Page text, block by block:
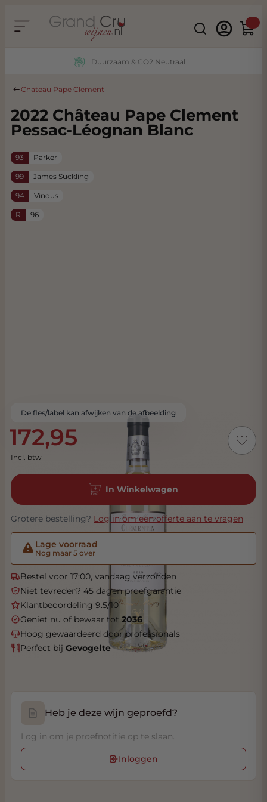
Search
Duurzaam & CO2 Neutraal
Chateau Pape Clement
2022 Château Pape Clement
Pessac-Léognan Blanc
De fles/label kan afwijken van de afbeelding
93 Parker
99 James Suckling
94 Vinous
R 96
172,95
Incl. btw
In Winkelwagen
Grotere bestelling? Log in om een offerte aan te vragen
Lage voorraad
Nog maar 5 over
Bestel voor 17:00, vandaag verzonden
Niet tevreden? 45 dagen proefgarantie
Klantbeoordeling 9.5/10
Geniet nu of bewaar tot 2036
Hoog gewaardeerd door professionals
Perfect bij Gevogelte
Heb je deze wijn geproefd?
Log in om je proefnotitie op te slaan.
Inloggen